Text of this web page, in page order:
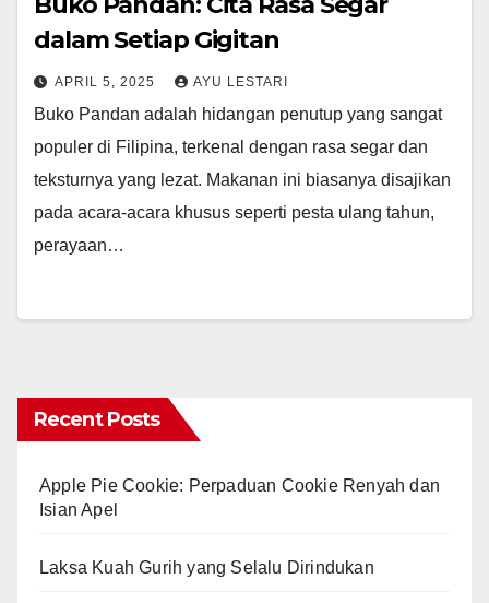
dalam Setiap Gigitan
APRIL 5, 2025 AYU LESTARI
Buko Pandan adalah hidangan penutup yang sangat
populer di Filipina, terkenal dengan rasa segar dan
teksturnya yang lezat. Makanan ini biasanya disajikan
pada acara-acara khusus seperti pesta ulang tahun,
perayaan…
Recent Posts
Apple Pie Cookie: Perpaduan Cookie Renyah dan
Isian Apel
Laksa Kuah Gurih yang Selalu Dirindukan